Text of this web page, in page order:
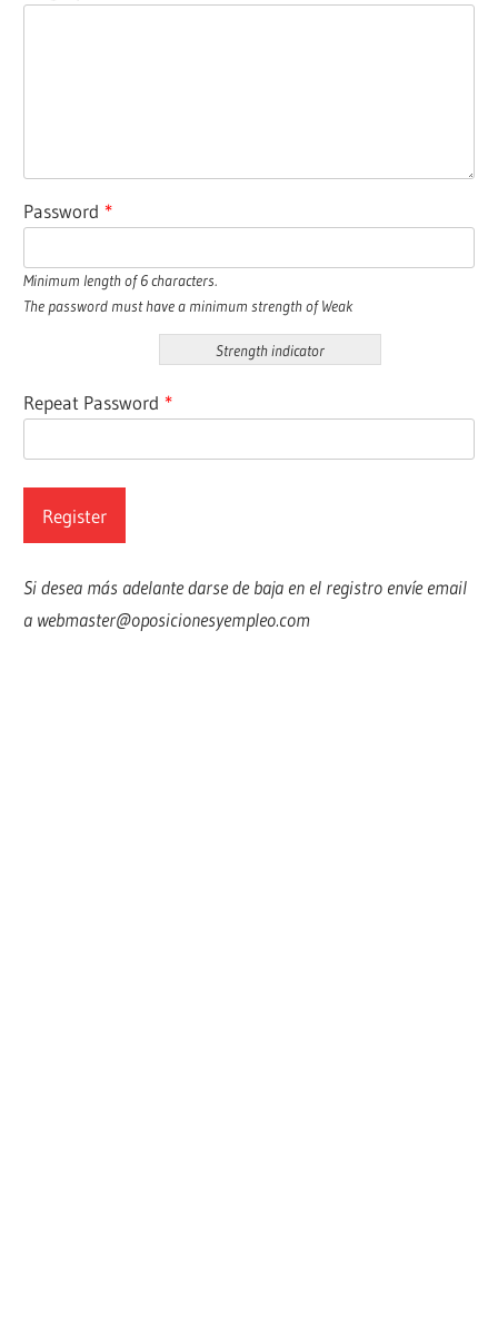
Password *
Minimum length of 6 characters.
The password must have a minimum strength of Weak
Strength indicator
Repeat Password *
Si desea más adelante darse de baja en el registro envíe email
a webmaster@oposicionesyempleo.com